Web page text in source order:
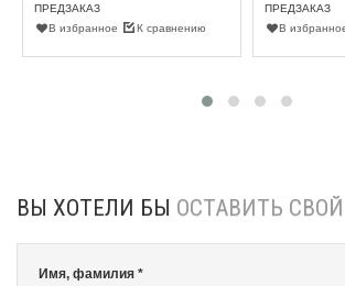
ПРЕДЗАКАЗ
В избранное
К сравнению
ПРЕДЗАКАЗ
В
ВЫ ХОТЕЛИ БЫ ОСТАВИТЬ
Имя, фамилия *